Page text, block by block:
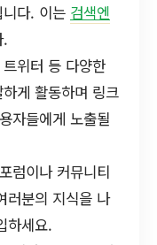
다. 이는 검색엔
.
위터 등 다양한
게 활동하며 링크
자들에게 노출될
럼이나 커뮤니티
러분의 지식을 나
하세요.